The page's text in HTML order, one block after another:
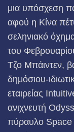
μια υπόσχεση
αφού η Κίνα
σεληνιακό
του
Τζο Μπάιντεν,
δημόσιου-
εταιρείας
ανιχνευτή
πύραυλο Space